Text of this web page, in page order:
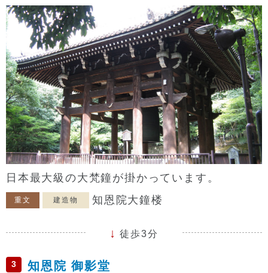
日本最大級の大梵鐘が掛かっています。
重文 建造物 知恩院大鐘楼
徒歩3分
3 知恩院 御影堂